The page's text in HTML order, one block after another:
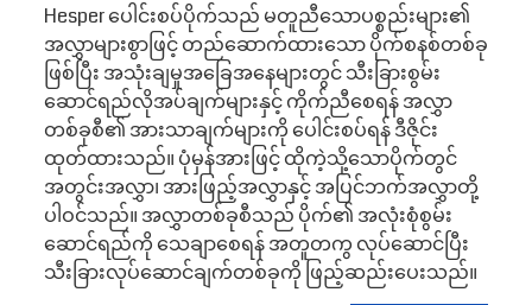
Hesper ပေါင်းစပ်ပိုက်သည် မတူညီသောပစ္စည်းများ၏
အလွှာများစွာဖြင့် တည်ဆောက်ထားသော ပိုက်စနစ်တစ်ခု
ဖြစ်ပြီး အသုံးချမှုအခြေအနေများတွင် သီးခြားစွမ်း
ဆောင်ရည်လိုအပ်ချက်များနှင့် ကိုက်ညီစေရန် အလွှာ
တစ်ခုစီ၏ အားသာချက်များကို ပေါင်းစပ်ရန် ဒီဇိုင်း
ထုတ်ထားသည်။ ပုံမှန်အားဖြင့် ထိုကဲ့သို့သောပိုက်တွင်
အတွင်းအလွှာ၊ အားဖြည့်အလွှာနှင့် အပြင်ဘက်အလွှာတို့
ပါဝင်သည်။ အလွှာတစ်ခုစီသည် ပိုက်၏ အလုံးစုံစွမ်း
ဆောင်ရည်ကို သေချာစေရန် အတူတကွ လုပ်ဆောင်ပြီး
သီးခြားလုပ်ဆောင်ချက်တစ်ခုကို ဖြည့်ဆည်းပေးသည်။